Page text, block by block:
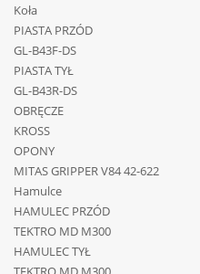
Koła
PIASTA PRZÓD
GL-B43F-DS
PIASTA TYŁ
GL-B43R-DS
OBRĘCZE
KROSS
OPONY
MITAS GRIPPER V84 42-622
Hamulce
HAMULEC PRZÓD
TEKTRO MD M300
HAMULEC TYŁ